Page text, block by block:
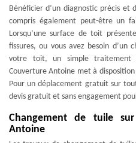
Bénéficier d’un diagnostic précis
compris également peut-être un
Lorsqu’une surface de toit
fissures, ou vous avez besoin
votre toit, un simple traitement
Couverture Antoine met à
Pour un déplacement gratuit sur
devis gratuit et sans engagement
Changement de tuile
Antoine